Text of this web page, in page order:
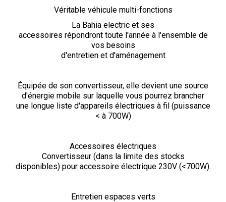
Véritable véhicule multi-fonctions
La Bahia electric et ses
accessoires répondront toute l'année à l'ensemble de
vos besoins
d'entretien et d'aménagement
Équipée de son convertisseur, elle devient une source
d'énergie mobile sur laquelle vous pourrez brancher
une longue liste d'appareils électriques à fil (puissance
< à 700W)
Accessoires électriques
Convertisseur (dans la limite des stocks
disponibles) pour accessoire électrique 230V (<700W).
Entretien espaces verts